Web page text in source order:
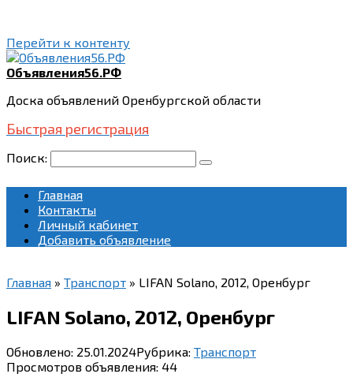
Перейти к контенту
Объявления56.РФ
Доска объявлений Оренбургской области
Быстрая регистрация
Поиск:
Главная
Контакты
Личный кабинет
Добавить объявление
Главная » Транспорт » LIFAN Solano, 2012, Оренбург
LIFAN Solano, 2012, Оренбург
Обновлено: 25.01.2024Рубрика: Транспорт
Просмотров объявления: 44